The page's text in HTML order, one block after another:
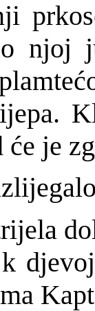
njoj
će je
k